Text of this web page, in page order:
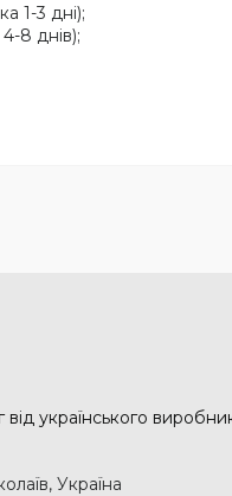
1-3 дні);
8 днів);
українського
Україна